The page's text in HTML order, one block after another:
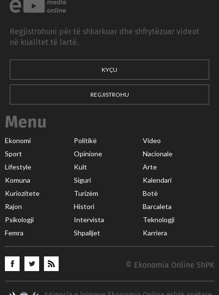
Regjistrohuni për të shkarkuar dhe shfrytëzuar videot
në kualitet të lartë.
KYÇU
REGJISTROHU
Menu
Ekonomi Politikë
Video
Sport
Opinione
Nacionale
Lifestyle
Kult
Arte
Komuna
Siguri
Kalendari
Kuriozitete
Turizëm
Botë
Rajon
Histori
Barcaleta
Psikologji
Intervista
Teknologji
Femra
Shpalljet Karriera
© Ekonomia Online ShPK